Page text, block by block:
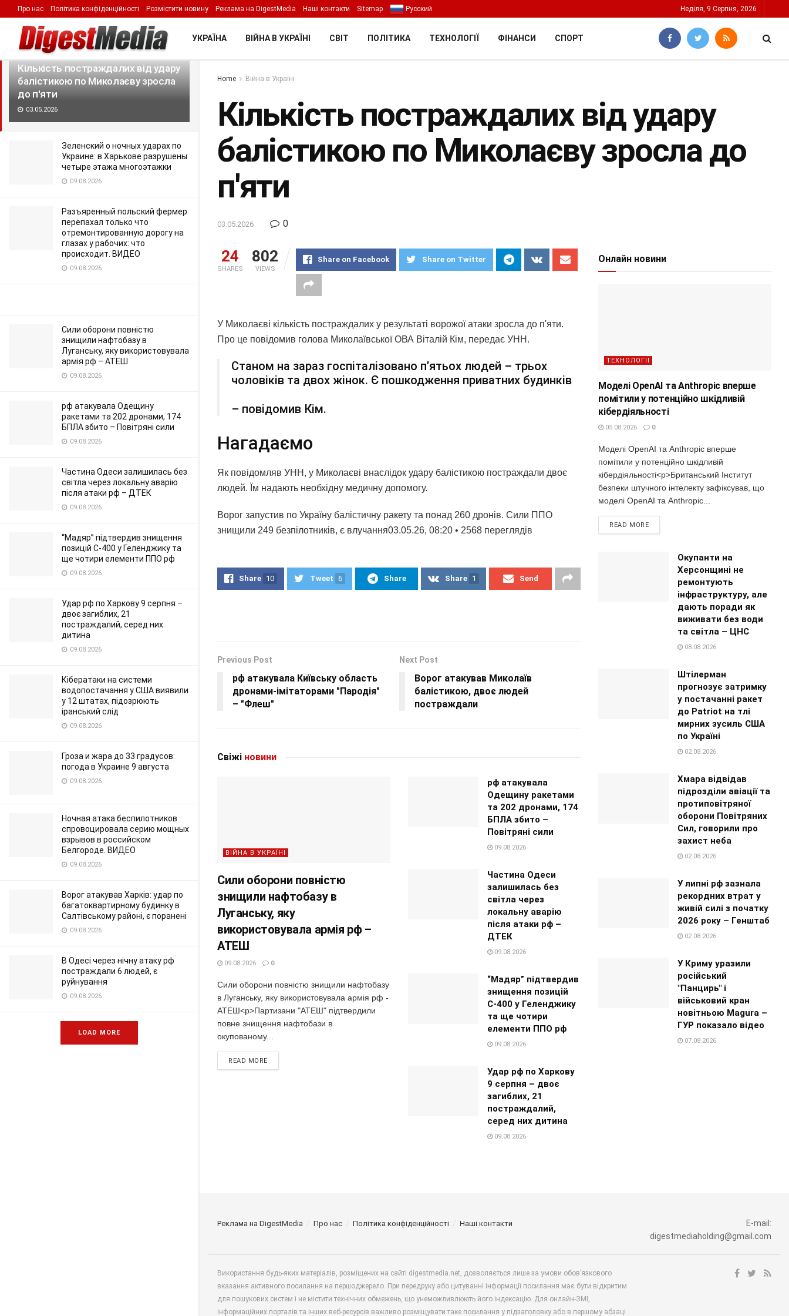
LATEST TRENDING Filter
Кількість постраждалих від удару
балістикою по Миколаєву зросла
до п'яти
03.05.2026
Зеленский о ночных ударах по
Украине: в Харькове разрушены
четыре этажа многоэтажки
09.08.2026
Разъяренный польский фермер
перепахал только что
отремонтированную дорогу на
глазах у рабочих: что
происходит. ВИДЕО
09.08.2026
Сили оборони повністю
знищили нафтобазу в
Луганську, яку використовувала
армія рф – АТЕШ
09.08.2026
рф атакувала Одещину
ракетами та 202 дронами, 174
БПЛА збито – Повітряні сили
09.08.2026
Частина Одеси залишилась без
світла через локальну аварію
після атаки рф – ДТЕК
09.08.2026
“Мадяр” підтвердив знищення
позицій С-400 у Геленджику та
ще чотири елементи ППО рф
09.08.2026
Удар рф по Харкову 9 серпня –
двоє загиблих, 21
постраждалий, серед них
дитина
09.08.2026
Кібератаки на системи
водопостачання у США виявили
у 12 штатах, підозрюють
іранський слід
09.08.2026
Гроза и жара до 33 градусов:
погода в Украине 9 августа
09.08.2026
Ночная атака беспилотников
спровоцировала серию мощных
взрывов в российском
Белгороде. ВИДЕО
09.08.2026
Ворог атакував Харків: удар по
багатоквартирному будинку в
Салтівському районі, є поранені
09.08.2026
В Одесі через нічну атаку рф
постраждали 6 людей, є
руйнування
09.08.2026
LOAD MORE
Про нас Політика конфіденційності Розмістити новину Реклама на DigestMedia Наші контакти Sitemap Русский Неділя, 9 Серпня, 2026
УКРАЇНА ВІЙНА В УКРАЇНІ СВІТ ПОЛІТИКА ТЕХНОЛОГІЇ ФІНАНСИ СПОРТ
Home Війна в Україні
Кількість постраждалих від удару
балістикою по Миколаєву зросла до
п'яти
03.05.2026 0
24
SHARES
802
VIEWS
Share on Facebook Share on Twitter
У Миколаєві кількість постраждалих у результаті ворожої атаки зросла до п'яти.
Про це повідомив голова Миколаївської ОВА Віталій Кім, передає УНН.
Станом на зараз госпіталізовано пʼятьох людей – трьох
чоловіків та двох жінок. Є пошкодження приватних будинків
– повідомив Кім.
Нагадаємо
Як повідомляв УНН, у Миколаєві внаслідок удару балістикою постраждали двоє
людей. Їм надають необхідну медичну допомогу.
Ворог запустив по Україну балістичну ракету та понад 260 дронів. Сили ППО
знищили 249 безпілотників, є влучання03.05.26, 08:20 • 2568 переглядiв
Share 10 Tweet 6 Share Share 1 Send
Previous Post
рф атакувала Київську область
дронами-імітаторами "Пародія"
– "Флеш"
Next Post
Ворог атакував Миколаїв
балістикою, двоє людей
постраждали
Свіжі новини
ВІЙНА В УКРАЇНІ
Сили оборони повністю
знищили нафтобазу в
Луганську, яку
використовувала армія рф –
АТЕШ
09.08.2026 0
Сили оборони повністю знищили нафтобазу
в Луганську, яку використовувала армія рф -
АТЕШ<p>Партизани "АТЕШ" підтвердили
повне знищення нафтобази в
окупованому...
READ MORE
рф атакувала
Одещину ракетами
та 202 дронами, 174
БПЛА збито –
Повітряні сили
09.08.2026
Частина Одеси
залишилась без
світла через
локальну аварію
після атаки рф –
ДТЕК
09.08.2026
“Мадяр” підтвердив
знищення позицій
С-400 у Геленджику
та ще чотири
елементи ППО рф
09.08.2026
Удар рф по Харкову
9 серпня – двоє
загиблих, 21
постраждалий,
серед них дитина
09.08.2026
Онлайн новини
ТЕХНОЛОГІЇ
Моделі OpenAI та Anthropic вперше
помітили у потенційно шкідливій
кібердіяльності
05.08.2026 0
Моделі OpenAI та Anthropic вперше
помітили у потенційно шкідливій
кібердіяльності<p>Британський Інститут
безпеки штучного інтелекту зафіксував, що
моделі OpenAI та Anthropic...
READ MORE
Окупанти на
Херсонщині не
ремонтують
інфраструктуру, але
дають поради як
виживати без води
та світла – ЦНС
08.08.2026
Штілерман
прогнозує затримку
у постачанні ракет
до Patriot на тлі
мирних зусиль США
по Україні
02.08.2026
Хмара відвідав
підрозділи авіації та
протиповітряної
оборони Повітряних
Сил, говорили про
захист неба
02.08.2026
У липні рф зазнала
рекордних втрат у
живій силі з початку
2026 року – Генштаб
02.08.2026
У Криму уразили
російський
"Панцирь" і
військовий кран
новітньою Magura –
ГУР показало відео
07.08.2026
Реклама на DigestMedia Про нас Політика конфіденційності Наші контакти
E-mail:
digestmediaholding@gmail.com
Використання будь-яких матеріалів, розміщених на сайті digestmedia.net, дозволяється лише за умови обов’язкового
вказання активного посилання на першоджерело. При передруку або цитуванні інформації посилання має бути відкритим
для пошукових систем і не містити технічних обмежень, що унеможливлюють його індексацію. Для онлайн-ЗМІ,
інформаційних порталів та інших веб-ресурсів важливо розміщувати таке посилання у підзаголовку або в першому абзаці